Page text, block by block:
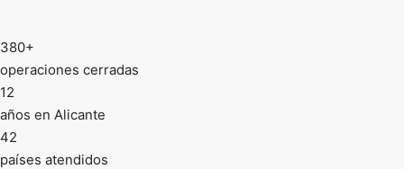
380+
operaciones cerradas
12
años en Alicante
42
países atendidos